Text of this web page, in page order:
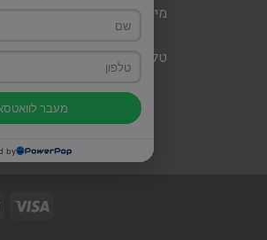
מייל:
טלפון: 052-679-0113
מעבר
by